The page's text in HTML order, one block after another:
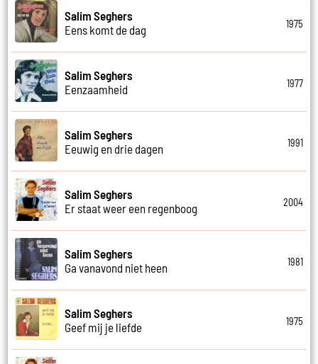
Salim Seghers
Eens komt de dag
1975
Salim Seghers
Eenzaamheid
1977
Salim Seghers
Eeuwig en drie dagen
1991
Salim Seghers
Er staat weer een regenboog
2004
Salim Seghers
Ga vanavond niet heen
1981
Salim Seghers
Geef mij je liefde
1975